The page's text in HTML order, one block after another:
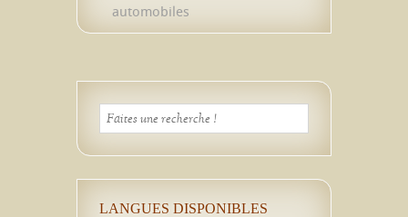
automobiles
LANGUES DISPONIBLES